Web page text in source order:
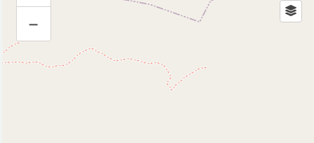
Официальные сайты санаториев
Инфраструктура
Автопарковка (2)
Плавательный бассейн (1)
–